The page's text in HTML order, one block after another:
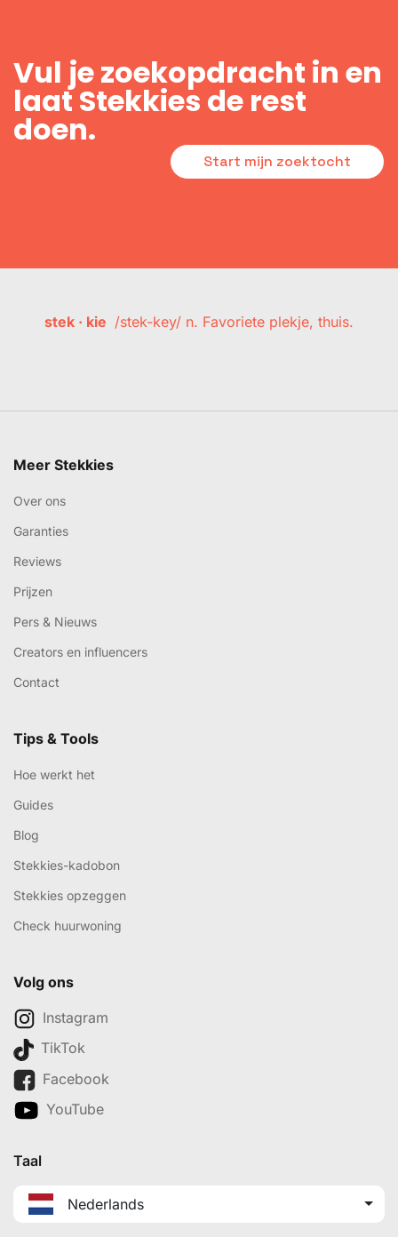
Vul je zoekopdracht in en
laat Stekkies de rest
doen.
Start mijn zoektocht
stek · kie /stek-key/ n. Favoriete plekje, thuis.
Meer Stekkies
Over ons
Garanties
Reviews
Prijzen
Pers & Nieuws
Creators en influencers
Contact
Tips & Tools
Hoe werkt het
Guides
Blog
Stekkies-kadobon
Stekkies opzeggen
Check huurwoning
Volg ons
Instagram
TikTok
Facebook
YouTube
Taal
Nederlands